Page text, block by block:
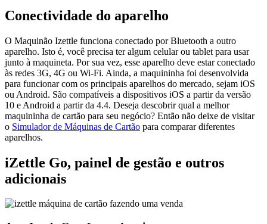
Conectividade do aparelho
O Maquinão Izettle funciona conectado por Bluetooth a outro
aparelho. Isto é, você precisa ter algum celular ou tablet para usar
junto à maquineta. Por sua vez, esse aparelho deve estar conectado
às redes 3G, 4G ou Wi-Fi. Ainda, a maquininha foi desenvolvida
para funcionar com os principais aparelhos do mercado, sejam iOS
ou Android. São compatíveis a dispositivos iOS a partir da versão
10 e Android a partir da 4.4. Deseja descobrir qual a melhor
maquininha de cartão para seu negócio? Então não deixe de visitar
o Simulador de Máquinas de Cartão para comparar diferentes
aparelhos.
iZettle Go, painel de gestão e outros
adicionais